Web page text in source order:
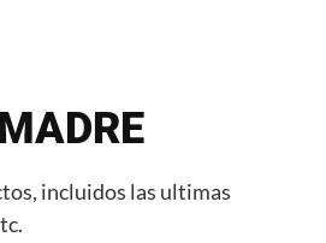
incluidos las ultimas